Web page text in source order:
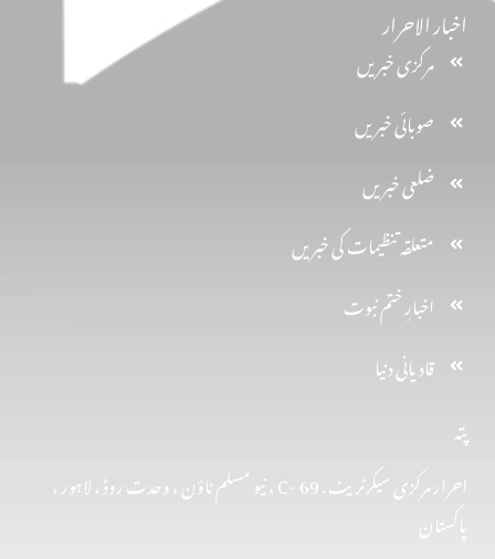
پتہ
احرار مرکزی سیکرٹریٹ . 69 -C ، نیو مسلم ٹاؤن ، وحدت روڈ ، لاہور ،
پاکستان
اخبار الاحرار
مرکزی خبریں
صوبائی خبریں
ضلعی خبریں
متعلقہ تنظیمات کی خبریں
اخبارِ ختم نبوت
قادیانی دنیا